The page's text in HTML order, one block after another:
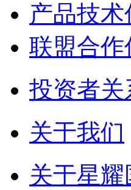
产品技术
联盟合作
投资者关
关于我们
关于星